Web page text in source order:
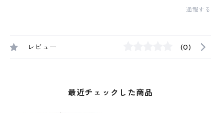
通報する
レビュー (0)
最近チェックした商品